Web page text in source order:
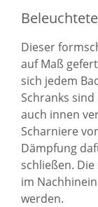
Dieser
auf Maß
sich jedem
Schranks
auch innen
Scharniere
Dämpfung
schließen.
im
werden.